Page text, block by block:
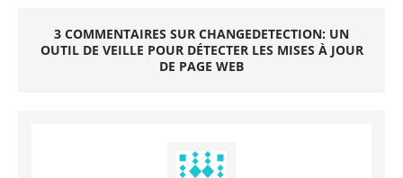
3 COMMENTAIRES SUR CHANGEDETECTION: UN
OUTIL DE VEILLE POUR DÉTECTER LES MISES À JOUR
DE PAGE WEB